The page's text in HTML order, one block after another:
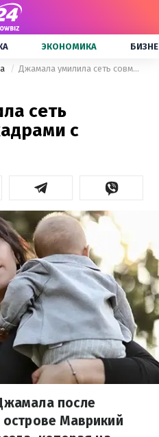
ЭКОНОМИКА
Джамала умилила сеть совместными кадрами с сыном: фото
сеть
с
после
острове Маврикий